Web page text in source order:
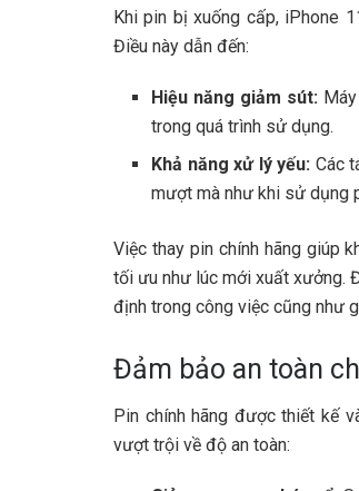
Khi pin bị xuống cấp, iPhone
Điều này dẫn đến:
Hiệu năng giảm sút:
trong quá trình sử dụng.
Khả năng xử lý yếu: Các
mượt mà như khi sử dụng
Việc thay pin chính hãng giúp
tối ưu như lúc mới xuất xưởng.
định trong công việc cũng như
Đảm bảo an toàn
Pin chính hãng được thiết kế
vượt trội về độ an toàn: